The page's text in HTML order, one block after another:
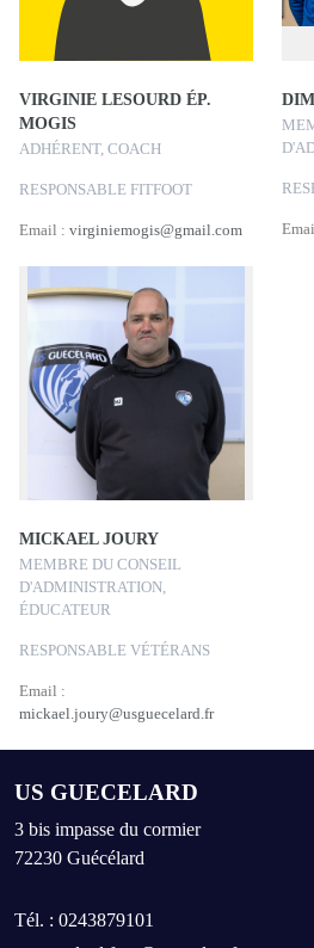
VIRGINIE LESOURD ÉP.
MOGIS
ADHÉRENT, COACH
RESPONSABLE FITFOOT
Email : virginiemogis@gmail.com
MICKAEL JOURY
MEMBRE DU CONSEIL
D'ADMINISTRATION,
ÉDUCATEUR
RESPONSABLE VÉTÉRANS
Email :
mickael.joury@usguecelard.fr
US GUECELARD
3 bis impasse du cormier
72230 Guécélard
Tél. : 0243879101